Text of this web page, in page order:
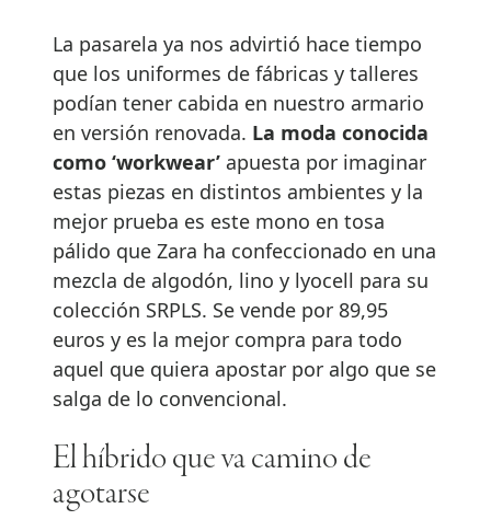
La pasarela ya nos advirtió hace tiempo
que los uniformes de fábricas y talleres
podían tener cabida en nuestro armario
en versión renovada. La moda conocida
como ‘workwear’ apuesta por imaginar
estas piezas en distintos ambientes y la
mejor prueba es este mono en tosa
pálido que Zara ha confeccionado en una
mezcla de algodón, lino y lyocell para su
colección SRPLS. Se vende por 89,95
euros y es la mejor compra para todo
aquel que quiera apostar por algo que se
salga de lo convencional.
El híbrido que va camino de
agotarse